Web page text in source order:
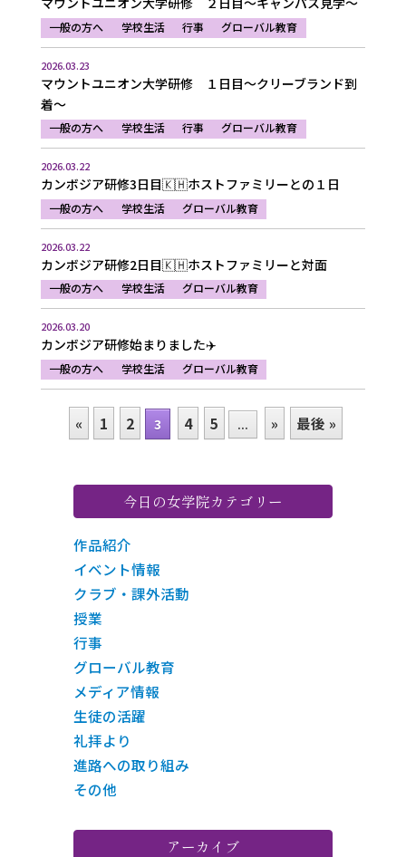
一般の方へ 学校生活 行事 グローバル教育
2026.03.23
マウントユニオン大学研修 １日目～クリーブランド到
着～
一般の方へ 学校生活 行事 グローバル教育
2026.03.22
カンボジア研修3日目🇰🇭ホストファミリーとの１日
一般の方へ 学校生活 グローバル教育
2026.03.22
カンボジア研修2日目🇰🇭ホストファミリーと対面
一般の方へ 学校生活 グローバル教育
2026.03.20
カンボジア研修始まりました✈️
一般の方へ 学校生活 グローバル教育
« 1 2 3 4 5 ... » 最後 »
今日の女学院カテゴリー
作品紹介
イベント情報
クラブ・課外活動
授業
行事
グローバル教育
メディア情報
生徒の活躍
礼拝より
進路への取り組み
その他
アーカイブ